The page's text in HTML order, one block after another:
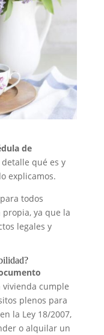
de
detalle qué es y
explicamos.
todos
ya que la
legales y
cumple
plenos para
la Ley 18/2007,
o alquilar un